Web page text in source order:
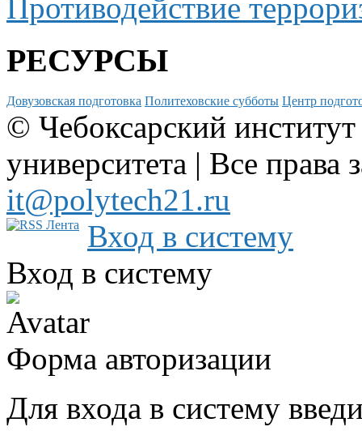
Противодействие
РЕСУРСЫ
Довузовская подготовка Политеховские субботы Центр
© Чебоксарский
университета | Все
it@polytech21.ru
Вход в систему
Вход в систему
Форма авторизации
Для входа в систему